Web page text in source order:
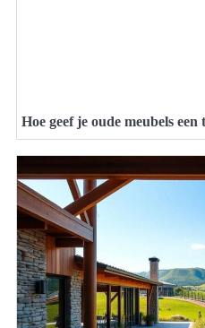
Hoe geef je oude meubels een